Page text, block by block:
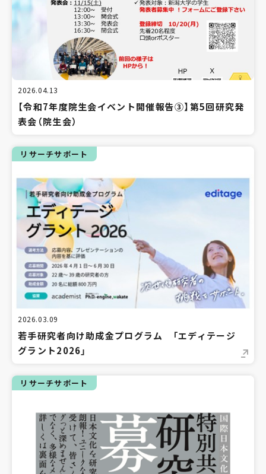
2026.04.13
【令和7年度院生会イベント開催報告③】第5回研究発
表会（院生会）
リサーチサポート
2026.03.09
若手研究者向け助成金プログラム 「エディテージ
グラント2026」
リサーチサポート